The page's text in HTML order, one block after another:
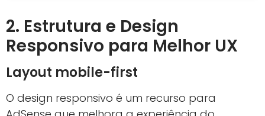
2. Estrutura e Design
Responsivo para Melhor UX
Layout mobile-first
O design responsivo é um recurso para